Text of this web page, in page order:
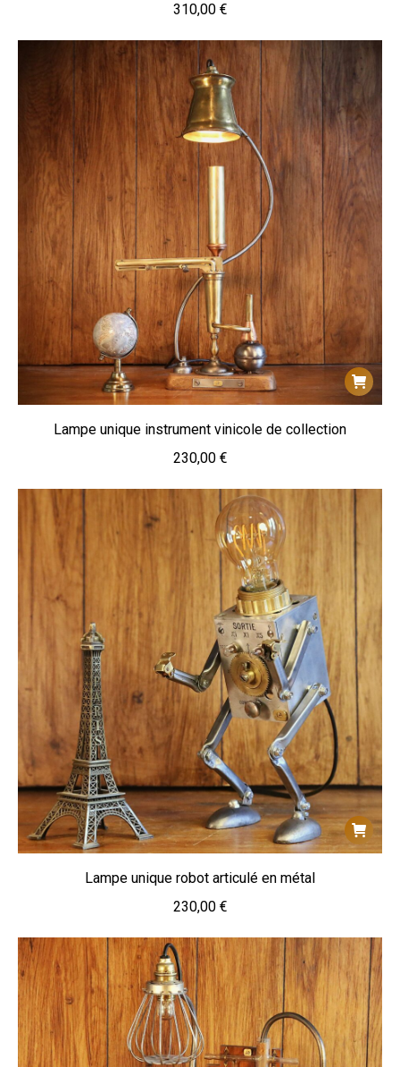
310,00 €
Lampe unique instrument vinicole de collection
230,00 €
Lampe unique robot articulé en métal
230,00 €